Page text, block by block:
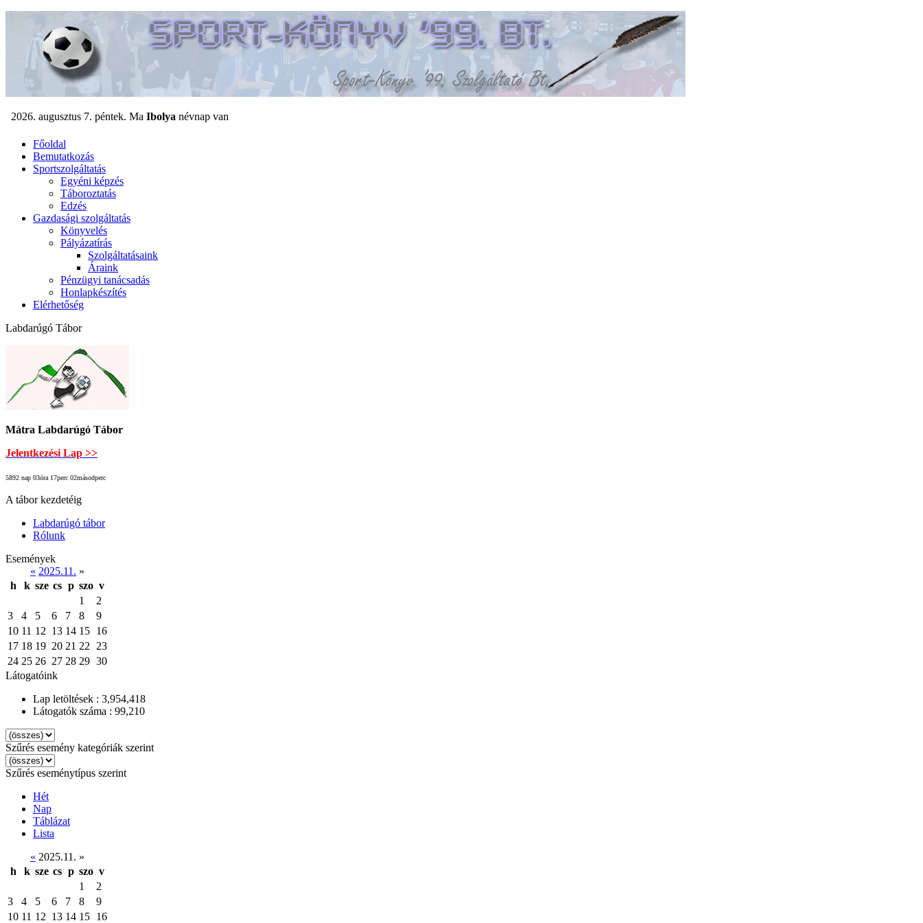
Főoldal
Bemutatkozás
Sportszolgáltatás
Egyéni képzés
Táboroztatás
Edzés
Gazdasági szolgáltatás
Könyvelés
Pályázatírás
Szolgáltatásaink
Áraink
Pénzügyi tanácsadás
Honlapkészítés
Elérhetőség
Labdarúgó Tábor
Mátra Labdarúgó Tábor
Jelentkezési Lap >>
5892 nap 03óra 17perc 02másodperc
A tábor kezdetéig
Labdarúgó tábor
Rólunk
Események
« 2025.11. »
h
k sze cs p szo v
1
2
3
4 5 6 7 8
9
10 11 12 13 14 15 16
17 18 19 20 21 22
23
24 25 26 27 28 29 30
Látogatóink
Lap letöltések : 3,954,418
Látogatók száma : 99,210
Szűrés esemény kategóriák szerint
Szűrés eseménytípus szerint
Hét
Nap
Táblázat
Lista
« 2025.11. »
h
k sze cs p szo v
1
2
3
4 5 6 7 8
9
10 11 12 13 14 15 16